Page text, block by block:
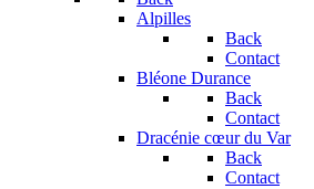
Alpilles
Back
Contact
Bléone Durance
Back
Contact
Dracénie cœur du Var
Back
Contact